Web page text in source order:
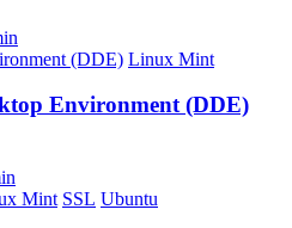
(DDE) Linux Mint
Environment (DDE)
Mint SSL Ubuntu